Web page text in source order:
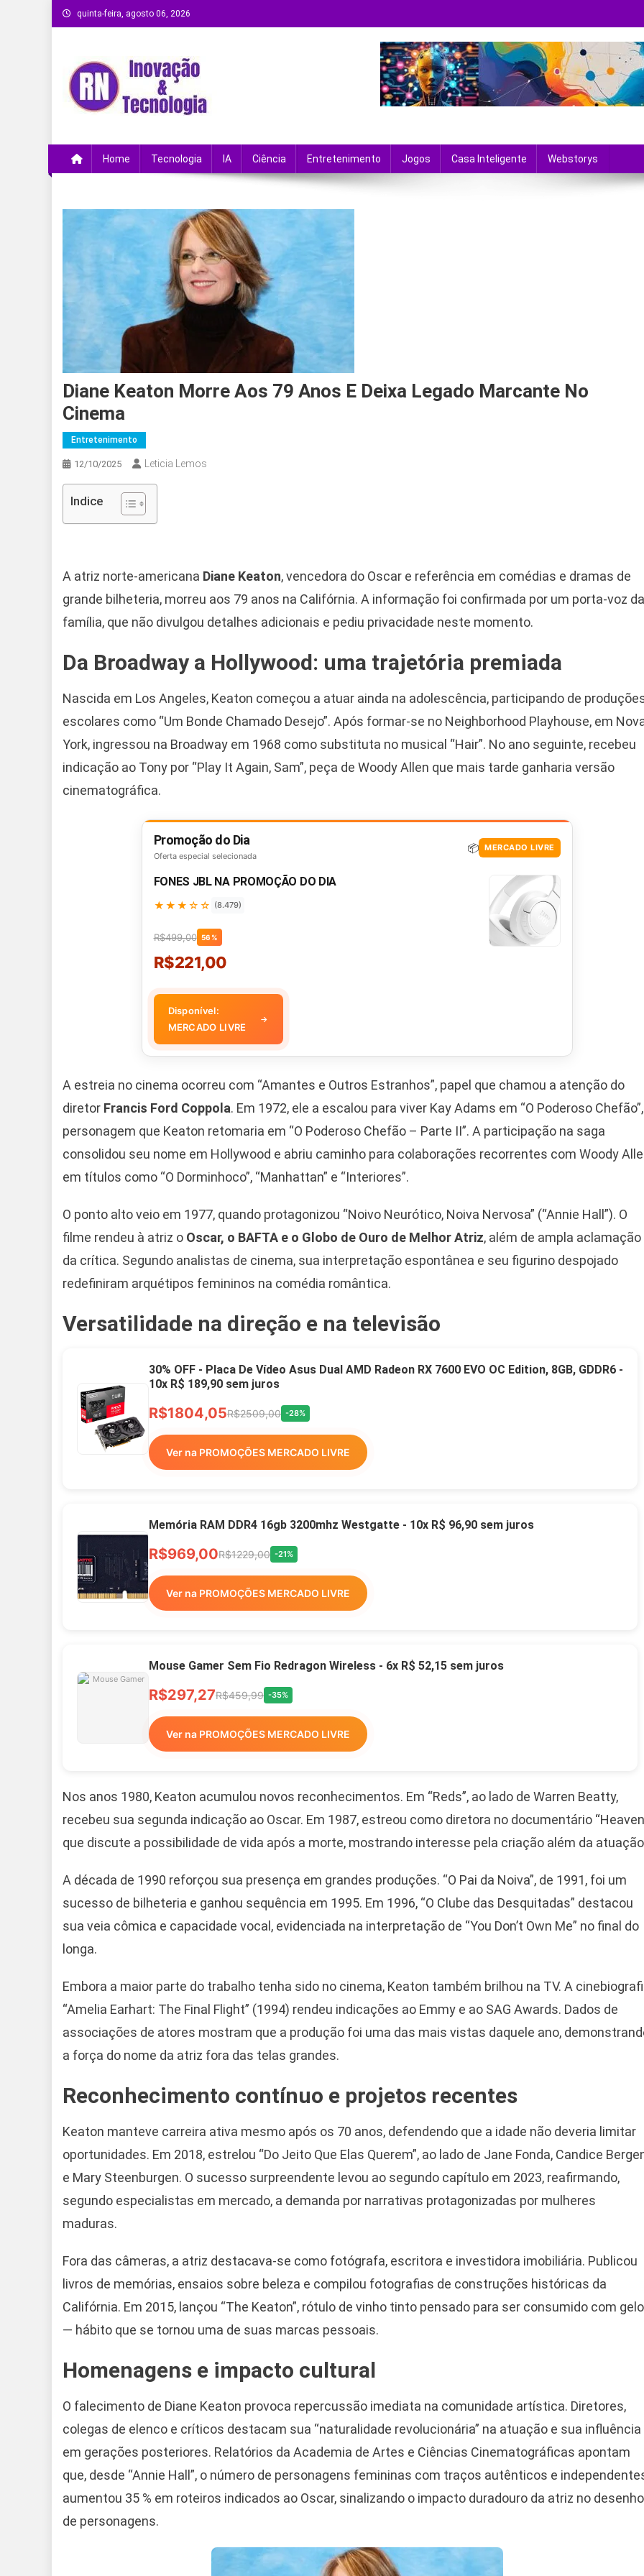
Skip
to
quinta-feira, agosto 06, 2026
Home Tecnologia IA Ciência Entretenimento Jogos Casa Inteligente Webstorys
Diane Keaton Morre Aos 79 Anos E Deixa Legado Marcante No
Cinema
Entretenimento
12/10/2025 Leticia Lemos
Indice
A atriz norte-americana Diane Keaton, vencedora do Oscar e referência em comédias e dramas de
grande bilheteria, morreu aos 79 anos na Califórnia. A informação foi confirmada por um porta-voz da
família, que não divulgou detalhes adicionais e pediu privacidade neste momento.
Da Broadway a Hollywood: uma trajetória premiada
Nascida em Los Angeles, Keaton começou a atuar ainda na adolescência, participando de
escolares como “Um Bonde Chamado Desejo”. Após formar-se no Neighborhood Playhouse, em
York, ingressou na Broadway em 1968 como substituta no musical “Hair”. No ano seguinte, recebeu
indicação ao Tony por “Play It Again, Sam”, peça de Woody Allen que mais tarde ganharia versão
cinematográfica.
Promoção do Dia
Oferta especial selecionada
📦 MERCADO LIVRE
FONES JBL NA PROMOÇÃO DO DIA
★★★☆☆ (8.479)
R$499,00 56%
R$221,00
Disponível:
MERCADO LIVRE
→
A estreia no cinema ocorreu com “Amantes e Outros Estranhos”, papel que chamou a atenção do
diretor Francis Ford Coppola. Em 1972, ele a escalou para viver Kay Adams em “O Poderoso Chefão”,
personagem que Keaton retomaria em “O Poderoso Chefão – Parte II”. A participação na saga
consolidou seu nome em Hollywood e abriu caminho para colaborações recorrentes com Woody
em títulos como “O Dorminhoco”, “Manhattan” e “Interiores”.
O ponto alto veio em 1977, quando protagonizou “Noivo Neurótico, Noiva Nervosa” (“Annie Hall”). O
filme rendeu à atriz o Oscar, o BAFTA e o Globo de Ouro de Melhor Atriz, além de ampla aclamação
da crítica. Segundo analistas de cinema, sua interpretação espontânea e seu figurino despojado
redefiniram arquétipos femininos na comédia romântica.
Versatilidade na direção e na televisão
30% OFF - Placa De Vídeo Asus Dual AMD Radeon RX 7600 EVO OC Edition, 8GB, GDDR6 -
10x R$ 189,90 sem juros
R$1804,05R$2509,00 -28%
Ver na PROMOÇÕES MERCADO LIVRE
Memória RAM DDR4 16gb 3200mhz Westgatte - 10x R$ 96,90 sem juros
R$969,00R$1229,00 -21%
Ver na PROMOÇÕES MERCADO LIVRE
Mouse Gamer Sem Fio Redragon Wireless - 6x R$ 52,15 sem juros
R$297,27R$459,99 -35%
Ver na PROMOÇÕES MERCADO LIVRE
Nos anos 1980, Keaton acumulou novos reconhecimentos. Em “Reds”, ao lado de Warren Beatty,
recebeu sua segunda indicação ao Oscar. Em 1987, estreou como diretora no documentário
que discute a possibilidade de vida após a morte, mostrando interesse pela criação além da
A década de 1990 reforçou sua presença em grandes produções. “O Pai da Noiva”, de 1991, foi um
sucesso de bilheteria e ganhou sequência em 1995. Em 1996, “O Clube das Desquitadas” destacou
sua veia cômica e capacidade vocal, evidenciada na interpretação de “You Don’t Own Me” no final do
longa.
Embora a maior parte do trabalho tenha sido no cinema, Keaton também brilhou na TV. A
“Amelia Earhart: The Final Flight” (1994) rendeu indicações ao Emmy e ao SAG Awards. Dados de
associações de atores mostram que a produção foi uma das mais vistas daquele ano,
a força do nome da atriz fora das telas grandes.
Reconhecimento contínuo e projetos recentes
Keaton manteve carreira ativa mesmo após os 70 anos, defendendo que a idade não deveria limitar
oportunidades. Em 2018, estrelou “Do Jeito Que Elas Querem”, ao lado de Jane Fonda, Candice
e Mary Steenburgen. O sucesso surpreendente levou ao segundo capítulo em 2023, reafirmando,
segundo especialistas em mercado, a demanda por narrativas protagonizadas por mulheres
maduras.
Fora das câmeras, a atriz destacava-se como fotógrafa, escritora e investidora imobiliária. Publicou
livros de memórias, ensaios sobre beleza e compilou fotografias de construções históricas da
Califórnia. Em 2015, lançou “The Keaton”, rótulo de vinho tinto pensado para ser consumido com gelo
— hábito que se tornou uma de suas marcas pessoais.
Homenagens e impacto cultural
O falecimento de Diane Keaton provoca repercussão imediata na comunidade artística. Diretores,
colegas de elenco e críticos destacam sua “naturalidade revolucionária” na atuação e sua influência
em gerações posteriores. Relatórios da Academia de Artes e Ciências Cinematográficas apontam
que, desde “Annie Hall”, o número de personagens femininas com traços autênticos e
aumentou 35 % em roteiros indicados ao Oscar, sinalizando o impacto duradouro da atriz no desenho
de personagens.